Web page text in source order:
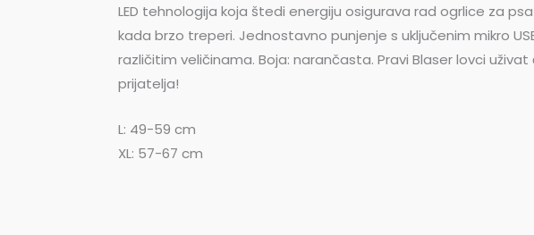
LED tehnologija koja štedi energiju osigurava rad ogrlice za
kada brzo treperi. Jednostavno punjenje s uključenim mikro
različitim veličinama. Boja: narančasta. Pravi Blaser lovci
prijatelja!
L: 49-59 cm
XL: 57-67 cm